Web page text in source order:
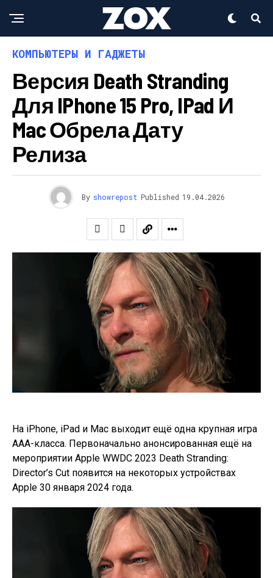
КОМПЬЮТЕРЫ И ГАДЖЕТЫ
Версия Death Stranding
Для IPhone 15 Pro, IPad И
Mac Обрела Дату
Релиза
By showrepost Published 19.04.2026
На iPhone, iPad и Mac выходит ещё одна крупная игра
ААА-класса. Первоначально анонсированная ещё на
мероприятии Apple WWDC 2023 Death Stranding:
Director’s Cut появится на некоторых устройствах
Apple 30 января 2024 года.